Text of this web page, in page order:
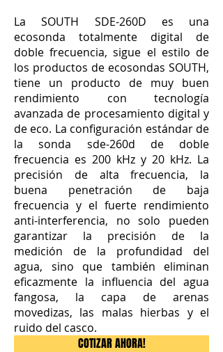
La SOUTH SDE-260D es una
ecosonda totalmente digital de
doble frecuencia, sigue el estilo de
los productos de ecosondas SOUTH,
tiene un producto de muy buen
rendimiento con tecnología
avanzada de procesamiento digital y
de eco. La configuración estándar de
la sonda sde-260d de doble
frecuencia es 200 kHz y 20 kHz. La
precisión de alta frecuencia, la
buena penetración de baja
frecuencia y el fuerte rendimiento
anti-interferencia, no solo pueden
garantizar la precisión de la
medición de la profundidad del
agua, sino que también eliminan
eficazmente la influencia del agua
fangosa, la capa de arenas
movedizas, las malas hierbas y el
ruido del casco.
COTIZAR AHORA!